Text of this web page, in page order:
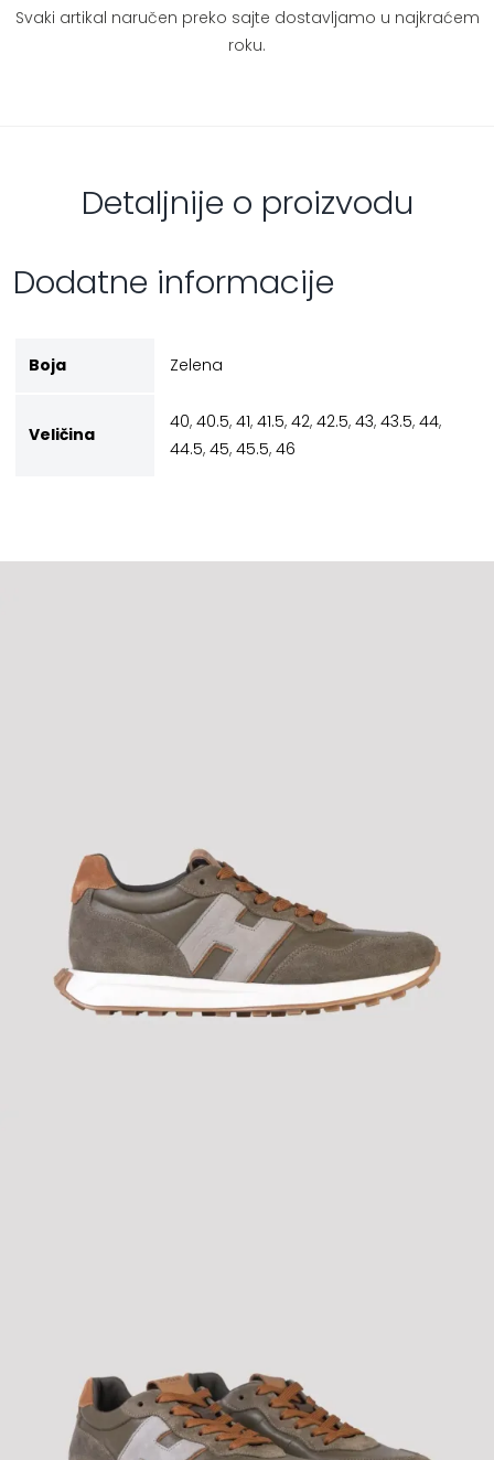
Svaki artikal naručen preko sajte dostavljamo u najkraćem
roku.
Detaljnije o proizvodu
Dodatne informacije
Boja Zelena
Veličina
40, 40.5, 41, 41.5, 42, 42.5, 43, 43.5, 44,
44.5, 45, 45.5, 46